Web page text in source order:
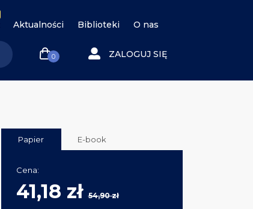
Aktualności Biblioteki O nas
0 ZALOGUJ SIĘ
Papier E-book
Cena:
41,18 zł54,90 zł